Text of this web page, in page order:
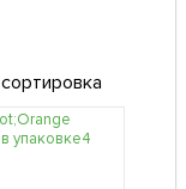
сортировка